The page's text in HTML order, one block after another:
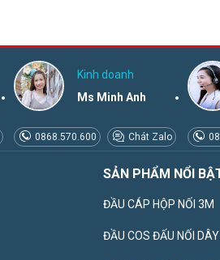
Kinh doanh
Ms Minh Anh
0868.570.600 Chát Zalo
SẢN PHẨM NỔI
ĐẦU CÁP HỘP NỐI 3M
ĐẦU COS ĐẤU NỐI DÂY